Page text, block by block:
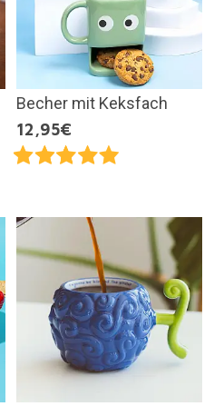
Becher mit Keksfach
12,95€